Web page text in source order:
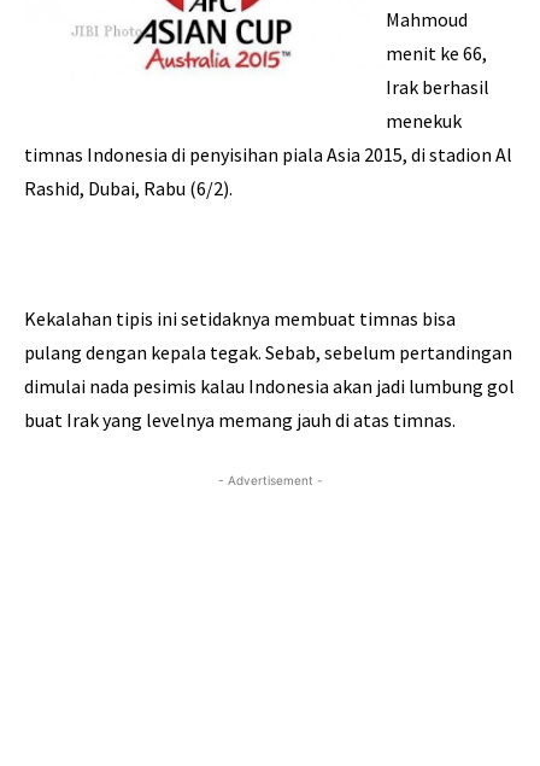
Mahmoud
menit ke 66,
Irak berhasil
menekuk
timnas Indonesia di penyisihan piala Asia 2015, di stadion Al
Rashid, Dubai, Rabu (6/2).
Kekalahan tipis ini setidaknya membuat timnas bisa
pulang dengan kepala tegak. Sebab, sebelum pertandingan
dimulai nada pesimis kalau Indonesia akan jadi lumbung gol
buat Irak yang levelnya memang jauh di atas timnas.
- Advertisement -